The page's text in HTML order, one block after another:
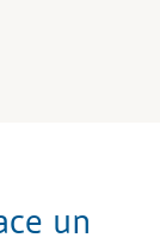
un